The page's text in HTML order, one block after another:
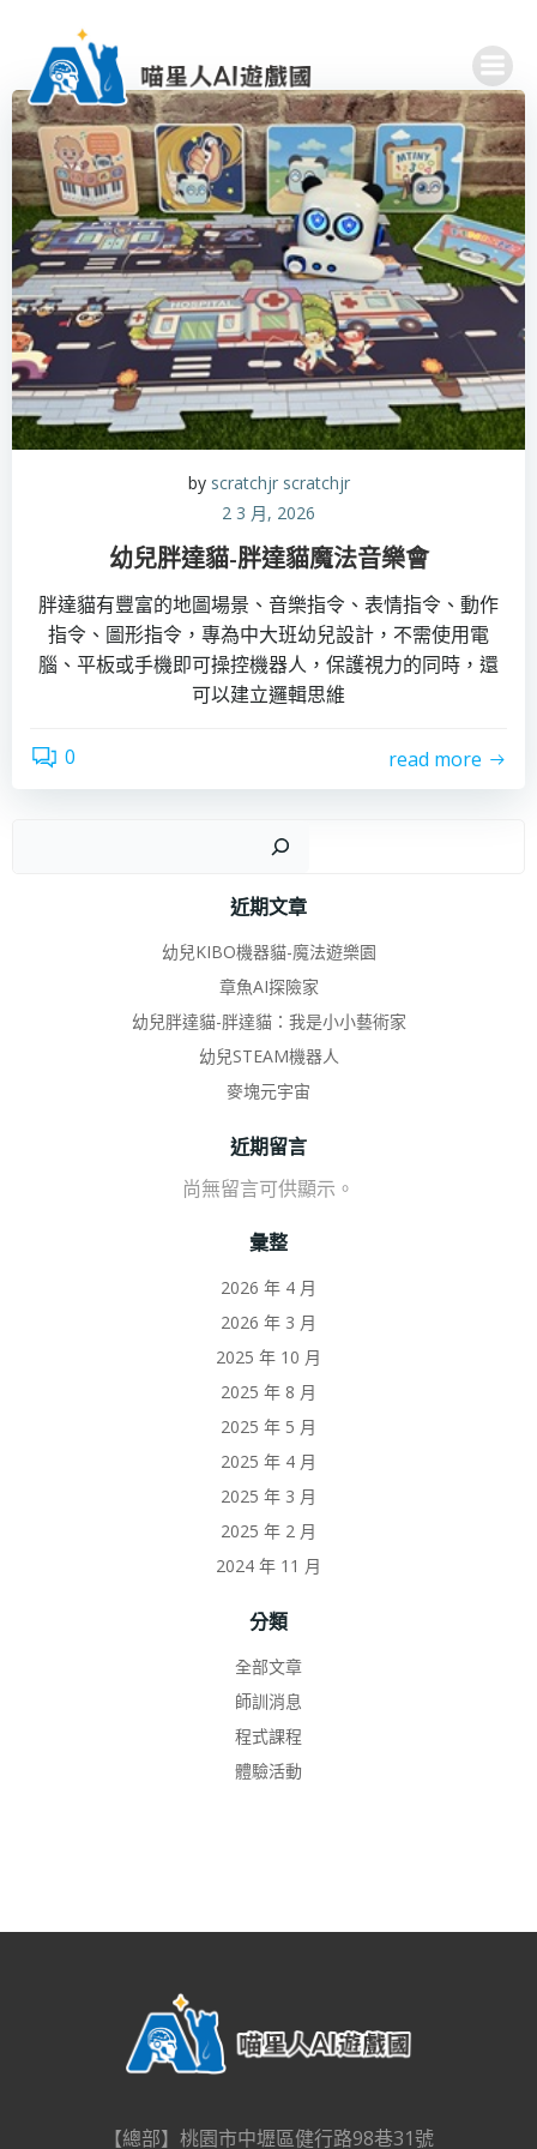
content
by scratchjr scratchjr
2 3 月, 2026
幼兒胖達貓-胖達貓魔法音樂會
胖達貓有豐富的地圖場景、音樂指令、表情指令、動作
指令、圖形指令，專為中大班幼兒設計，不需使用電
腦、平板或手機即可操控機器人，保護視力的同時，還
可以建立邏輯思維
0 read more
近期文章
幼兒KIBO機器貓-魔法遊樂園
章魚AI探險家
幼兒胖達貓-胖達貓：我是小小藝術家
幼兒STEAM機器人
麥塊元宇宙
近期留言
尚無留言可供顯示。
彙整
2026 年 4 月
2026 年 3 月
2025 年 10 月
2025 年 8 月
2025 年 5 月
2025 年 4 月
2025 年 3 月
2025 年 2 月
2024 年 11 月
分類
全部文章
師訓消息
程式課程
體驗活動
【總部】桃園市中壢區健行路98巷31號